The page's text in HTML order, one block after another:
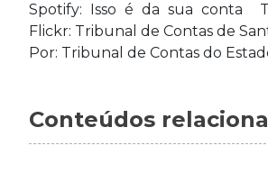
Spotify: Isso é da sua conta
Flickr: Tribunal de Contas de
Por: Tribunal de Contas do
Conteúdos